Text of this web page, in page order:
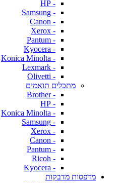
- HP
- Samsung
- Canon
- Xerox
- Pantum
- Kyocera
- Konica Minolta
- Lexmark
- Olivetti
מתכלים תואמים
- Brother
- HP
- Konica Minolta
- Samsung
- Xerox
- Canon
- Pantum
- Ricoh
- Kyocera
מדפסות מדבקות